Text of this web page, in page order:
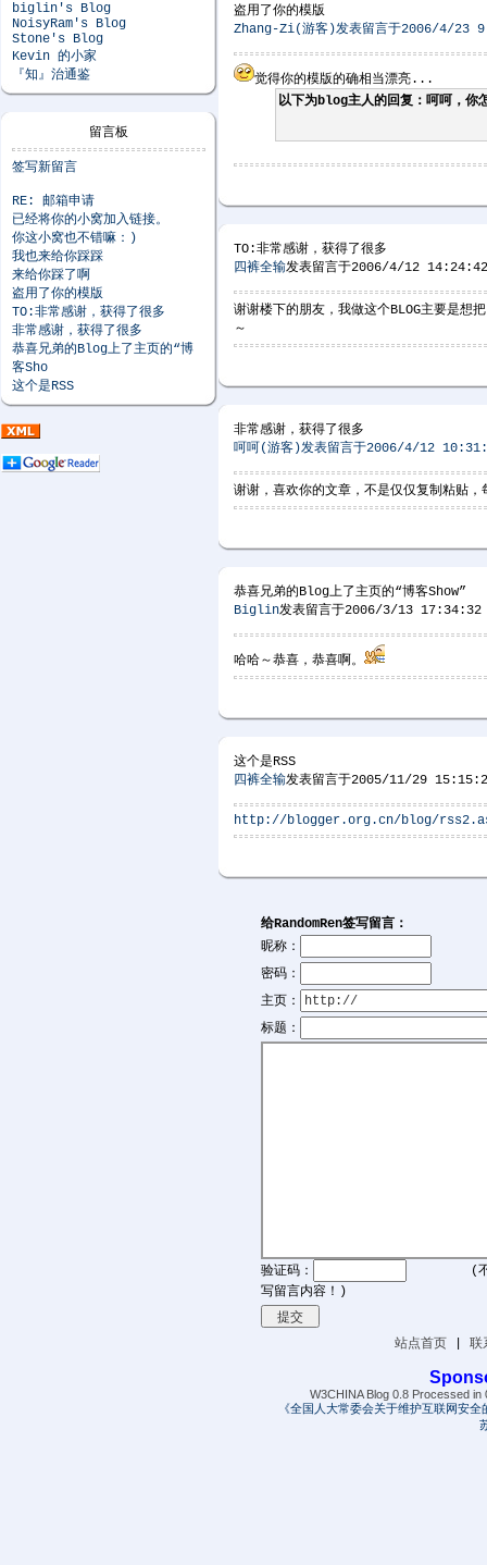
biglin's Blog
NoisyRam's Blog
Stone's Blog
Kevin 的小家
『知』治通鉴
留言板
签写新留言
RE: 邮箱申请
已经将你的小窝加入链接。
你这小窝也不错嘛：)
我也来给你踩踩
来给你踩了啊
盗用了你的模版
TO:非常感谢，获得了很多
非常感谢，获得了很多
恭喜兄弟的Blog上了主页的“博
客Sho
这个是RSS
盗用了你的模版
Zhang-Zi(游客)发表留言于2006/4/23
觉得你的模版的确相当漂亮...
以下为blog主人的回复：呵呵，你
TO:非常感谢，获得了很多
四裤全输发表留言于2006/4/12 14:24:42
谢谢楼下的朋友，我做这个BLOG主要是想
～
非常感谢，获得了很多
呵呵(游客)发表留言于2006/4/12
谢谢，喜欢你的文章，不是仅仅复制粘贴
恭喜兄弟的Blog上了主页的“博客Show”
Biglin发表留言于2006/3/13 17:34:32
哈哈～恭喜，恭喜啊。
这个是RSS
四裤全输发表留言于2005/11/29
http://blogger.org.cn/blog/
给RandomRen签写留言：
昵称：
密码：
主页：
标题：
验证码：
(
写留言内容！)
站点首页 联
W3CHINA Blog 0.8 Processed
《全国人大常委会关于维护互联网安全